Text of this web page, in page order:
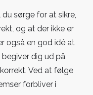
sørge for at sikre,
og at der ikke er
også en god idé at
dig ud på
Ved at følge
forbliver i